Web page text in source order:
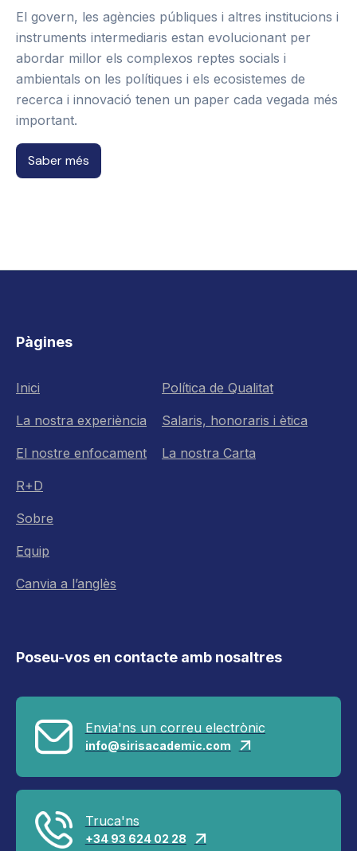
El govern, les agències públiques i altres institucions i
instruments intermediaris estan evolucionant per
abordar millor els complexos reptes socials i
ambientals on les polítiques i els ecosistemes de
recerca i innovació tenen un paper cada vegada més
important.
Saber més
Pàgines
Inici
La nostra experiència
El nostre enfocament
R+D
Sobre
Equip
Canvia a l’anglès
Política de Qualitat
Salaris, honoraris i ètica
La nostra Carta
Poseu-vos en contacte amb nosaltres
Envia'ns un correu electrònic
info@sirisacademic.com 
Truca'ns
+34 93 624 02 28 